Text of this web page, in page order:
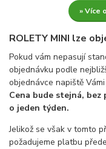
» Více
ROLETY MINI lze
Pokud vám nepasují
objednávku podle
objednávce napiště
Cena bude stejná,
o jeden týden.
Jelikož se však v tomto
požadujeme platbu